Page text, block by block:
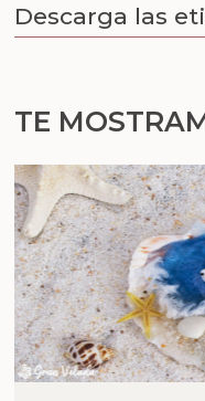
Descarga las
TE